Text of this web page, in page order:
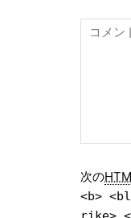
次の
<b>